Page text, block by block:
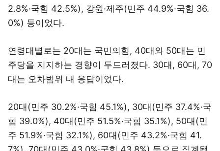
2.8%·국힘 42.5%), 강원·제주(민주 44.9%·국힘 36.
0%) 등이었다.
연령대별로는 20대는 국민의힘, 40대와 50대는 민
주당을 지지하는 경향이 두드러졌다. 30대, 60대, 70
대는 오차범위 내 응답이었다.
20대(민주 30.2%·국힘 45.1%), 30대(민주 37.4%·국
힘 39.0%), 40대(민주 51.5%·국힘 35.1%), 50대(민
주 51.9%·국힘 32.1%), 60대(민주 43.2%·국힘 41.